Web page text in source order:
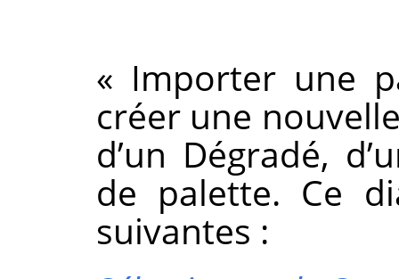
« Importer une
créer une
d’un Dégradé,
de palette. Ce
suivantes :